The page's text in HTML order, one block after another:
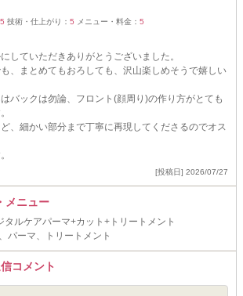
5 技術・仕上がり： 5 メニュー・料金： 5
していただきありがとうございました。
、まとめてもおろしても、沢山楽しめそうで嬉しい
バックは勿論、フロント(顔周り)の作り方がとても
、細かい部分まで丁寧に再現してくださるのでオス
[投稿日] 2026/07/27
メニュー
ルケアパーマ+カット+トリートメント
パーマ、トリートメント
コメント